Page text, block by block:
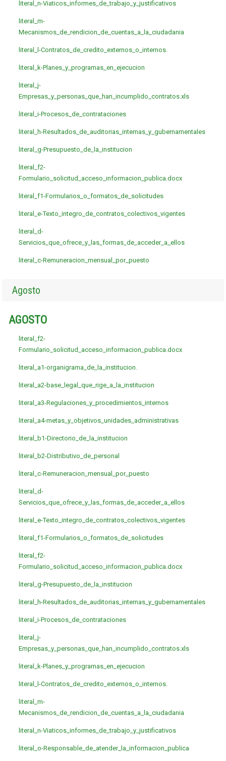
literal_n-Viaticos_informes_de_trabajo_y_justificativos
literal_m-
Mecanismos_de_rendicion_de_cuentas_a_la_ciudadania
literal_l-Contratos_de_credito_externos_o_internos.
literal_k-Planes_y_programas_en_ejecucion
literal_j-
Empresas_y_personas_que_han_incumplido_contratos.xls
literal_i-Procesos_de_contrataciones
literal_h-Resultados_de_auditorias_internas_y_gubernamentales
literal_g-Presupuesto_de_la_institucion
literal_f2-
Formulario_solicitud_acceso_informacion_publica.docx
literal_f1-Formularios_o_formatos_de_solicitudes
literal_e-Texto_integro_de_contratos_colectivos_vigentes
literal_d-
Servicios_que_ofrece_y_las_formas_de_acceder_a_ellos
literal_c-Remuneracion_mensual_por_puesto
Agosto
AGOSTO
literal_f2-
Formulario_solicitud_acceso_informacion_publica.docx
literal_a1-organigrama_de_la_institucion.
literal_a2-base_legal_que_rige_a_la_institucion
literal_a3-Regulaciones_y_procedimientos_internos
literal_a4-metas_y_objetivos_unidades_administrativas
literal_b1-Directorio_de_la_institucion
literal_b2-Distributivo_de_personal
literal_c-Remuneracion_mensual_por_puesto
literal_d-
Servicios_que_ofrece_y_las_formas_de_acceder_a_ellos
literal_e-Texto_integro_de_contratos_colectivos_vigentes
literal_f1-Formularios_o_formatos_de_solicitudes
literal_f2-
Formulario_solicitud_acceso_informacion_publica.docx
literal_g-Presupuesto_de_la_institucion
literal_h-Resultados_de_auditorias_internas_y_gubernamentales
literal_i-Procesos_de_contrataciones
literal_j-
Empresas_y_personas_que_han_incumplido_contratos.xls
literal_k-Planes_y_programas_en_ejecucion
literal_l-Contratos_de_credito_externos_o_internos.
literal_m-
Mecanismos_de_rendicion_de_cuentas_a_la_ciudadania
literal_n-Viaticos_informes_de_trabajo_y_justificativos
literal_o-Responsable_de_atender_la_informacion_publica